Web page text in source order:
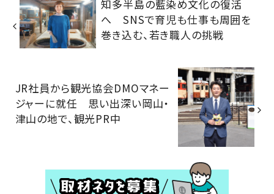
知多半島の藍染め文化の復活
へ SNSで育児も仕事も周囲を
巻き込む、若き職人の挑戦
JR社員から観光協会DMOマネー
ジャーに就任 思い出深い岡山・
津山の地で、観光PR中